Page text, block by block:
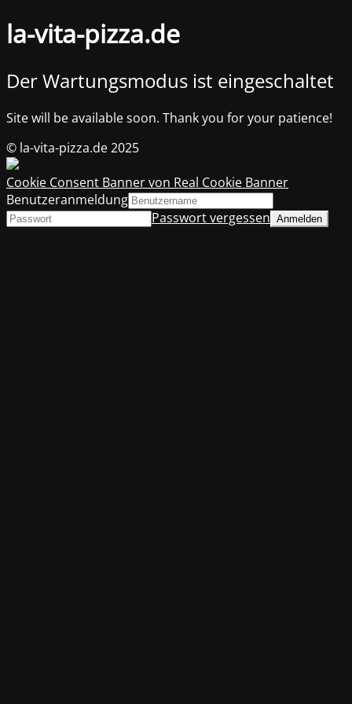
la-vita-pizza.de
Der Wartungsmodus ist eingeschaltet
Site will be available soon. Thank you for your patience!
© la-vita-pizza.de 2025
Cookie Consent Banner von Real Cookie Banner
Benutzeranmeldung
Passwort vergessen